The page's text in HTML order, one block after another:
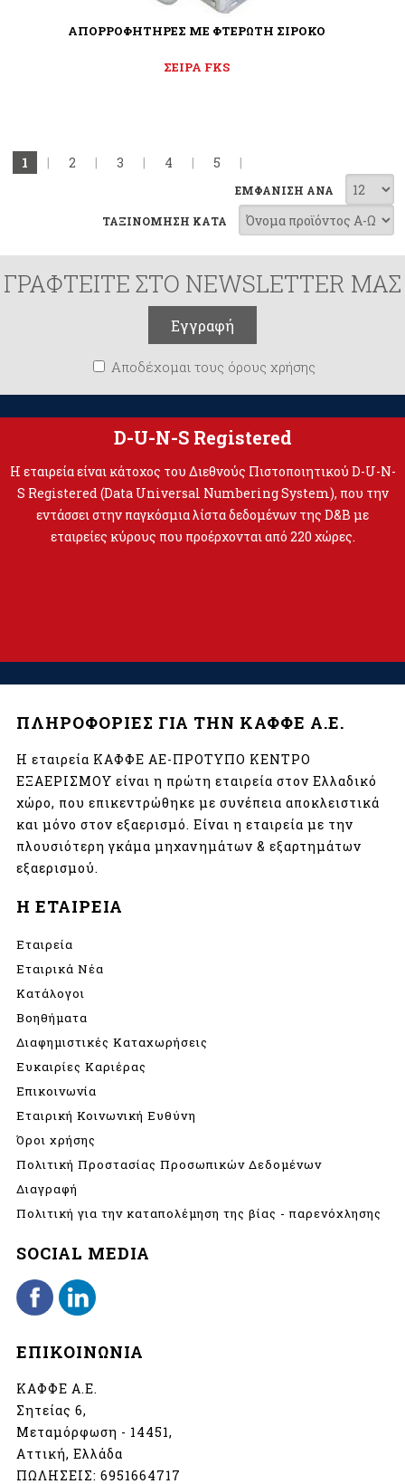
ΑΠΟΡΡΟΦΗΤΗΡΕΣ ΜΕ ΦΤΕΡΩΤΗ ΣΙΡΟΚΟ
ΣΕΙΡΑ FKS
1 | 2 | 3 | 4 | 5 |
ΕΜΦΑΝΙΣΗ ΑΝΑ
ΤΑΞΙΝΟΜΗΣΗ ΚΑΤΑ
ΓΡΑΦΤΕΙΤΕ ΣΤΟ NEWSLETTER ΜΑΣ
Αποδέχομαι τους όρους χρήσης
D-U-N-S Registered
Η εταιρεία είναι κάτοχος του Διεθνούς Πιστοποιητικού D-U-N-
S Registered (Data Universal Numbering System), που την
εντάσσει στην παγκόσμια λίστα δεδομένων της D&B με
εταιρείες κύρους που προέρχονται από 220 χώρες.
ΠΛΗΡΟΦΟΡΙΕΣ ΓΙΑ ΤΗΝ ΚΑΦΦΕ Α.Ε.
Η εταιρεία ΚΑΦΦΕ ΑΕ-ΠΡΟΤΥΠΟ ΚΕΝΤΡΟ
ΕΞΑΕΡΙΣΜΟΥ είναι η πρώτη εταιρεία στον Ελλαδικό
χώρο, που επικεντρώθηκε με συνέπεια αποκλειστικά
και μόνο στον εξαερισμό. Είναι η εταιρεία με την
πλουσιότερη γκάμα μηχανημάτων & εξαρτημάτων
εξαερισμού.
Η ΕΤΑΙΡΕΙΑ
Εταιρεία
Εταιρικά Νέα
Κατάλογοι
Βοηθήματα
Διαφημιστικές Καταχωρήσεις
Ευκαιρίες Καριέρας
Επικοινωνία
Εταιρική Κοινωνική Ευθύνη
Όροι χρήσης
Πολιτική Προστασίας Προσωπικών Δεδομένων
Διαγραφή
Πολιτική για την καταπολέμηση της βίας - παρενόχλησης
SOCIAL MEDIA
ΕΠΙΚΟΙΝΩΝΙΑ
ΚΑΦΦΕ Α.Ε.
Σητείας 6,
Μεταμόρφωση - 14451,
Αττική, Ελλάδα
ΠΩΛΗΣΕΙΣ: 6951664717